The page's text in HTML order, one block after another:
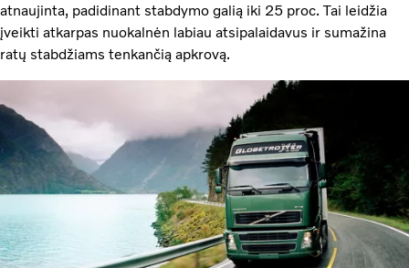
atnaujinta, padidinant stabdymo galią iki 25 proc. Tai leidžia
įveikti atkarpas nuokalnėn labiau atsipalaidavus ir sumažina
ratų stabdžiams tenkančią apkrovą.